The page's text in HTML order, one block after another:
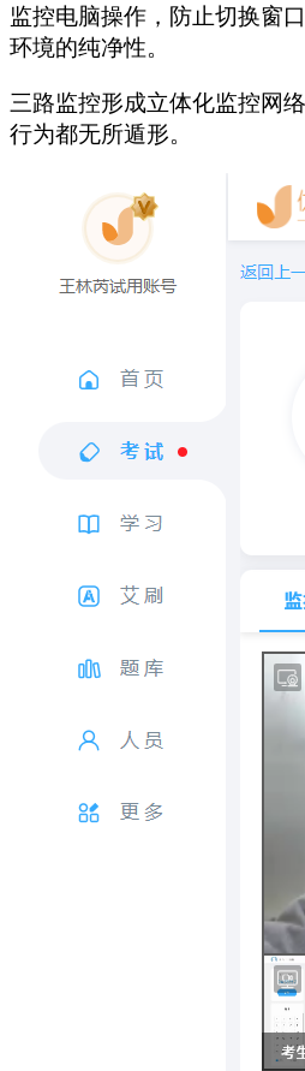
监控电脑操作，防止切换窗
环境的纯净性。
三路监控形成立体化监控网
行为都无所遁形。